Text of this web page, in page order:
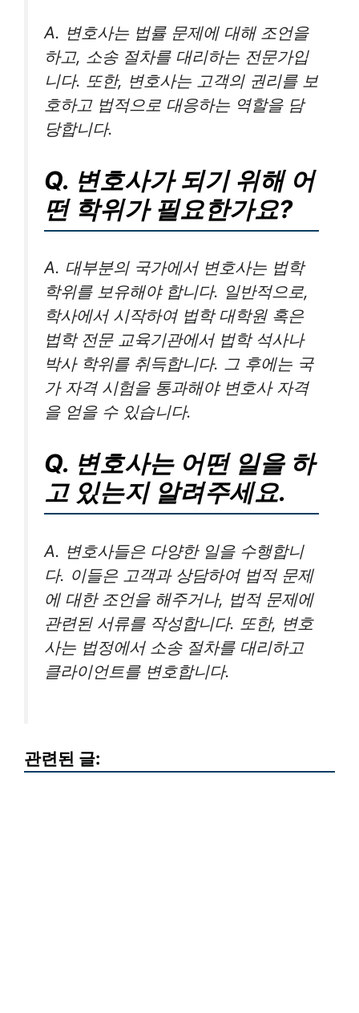
A. 변호사는 법률 문제에 대해 조언을
하고, 소송 절차를 대리하는 전문가입
니다. 또한, 변호사는 고객의 권리를 보
호하고 법적으로 대응하는 역할을 담
당합니다.
Q. 변호사가 되기 위해 어
떤 학위가 필요한가요?
A. 대부분의 국가에서 변호사는 법학
학위를 보유해야 합니다. 일반적으로,
학사에서 시작하여 법학 대학원 혹은
법학 전문 교육기관에서 법학 석사나
박사 학위를 취득합니다. 그 후에는 국
가 자격 시험을 통과해야 변호사 자격
을 얻을 수 있습니다.
Q. 변호사는 어떤 일을 하
고 있는지 알려주세요.
A. 변호사들은 다양한 일을 수행합니
다. 이들은 고객과 상담하여 법적 문제
에 대한 조언을 해주거나, 법적 문제에
관련된 서류를 작성합니다. 또한, 변호
사는 법정에서 소송 절차를 대리하고
클라이언트를 변호합니다.
관련된 글: